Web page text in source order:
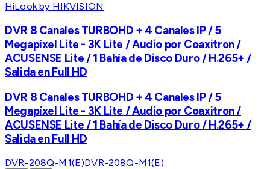
HiLook by HIKVISION
DVR 8 Canales TURBOHD + 4 Canales IP / 5
Megapíxel Lite - 3K Lite / Audio por Coaxitron /
ACUSENSE Lite / 1 Bahía de Disco Duro / H.265+ /
Salida en Full HD
DVR 8 Canales TURBOHD + 4 Canales IP / 5
Megapíxel Lite - 3K Lite / Audio por Coaxitron /
ACUSENSE Lite / 1 Bahía de Disco Duro / H.265+ /
Salida en Full HD
DVR-208Q-M1(E)DVR-208Q-M1(E)